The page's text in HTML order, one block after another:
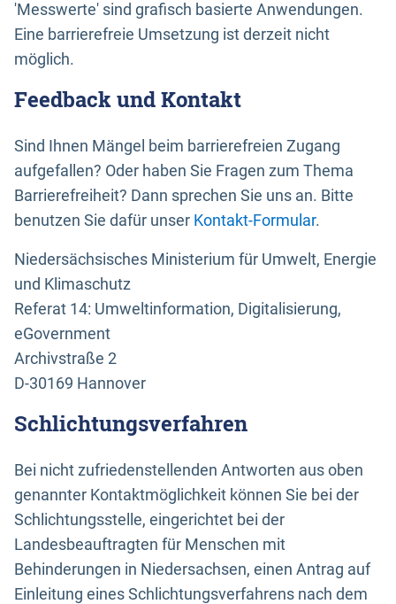
'Messwerte' sind grafisch basierte Anwendungen.
Eine barrierefreie Umsetzung ist derzeit nicht
möglich.
Feedback und Kontakt
Sind Ihnen Mängel beim barrierefreien Zugang
aufgefallen? Oder haben Sie Fragen zum Thema
Barrierefreiheit? Dann sprechen Sie uns an. Bitte
benutzen Sie dafür unser Kontakt-Formular.
Niedersächsisches Ministerium für Umwelt, Energie
und Klimaschutz
Referat 14: Umweltinformation, Digitalisierung,
eGovernment
Archivstraße 2
D-30169 Hannover
Schlichtungsverfahren
Bei nicht zufriedenstellenden Antworten aus oben
genannter Kontaktmöglichkeit können Sie bei der
Schlichtungsstelle, eingerichtet bei der
Landesbeauftragten für Menschen mit
Behinderungen in Niedersachsen, einen Antrag auf
Einleitung eines Schlichtungsverfahrens nach dem